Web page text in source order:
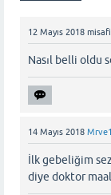
12 Mayıs 2018
Nasıl belli oldu
14 Mayıs 2018
İlk gebeliğim
diye doktor